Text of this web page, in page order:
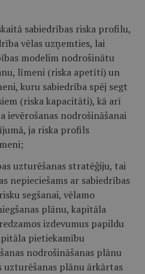
sabiedrības riska profilu,
vēlas uzņemties, lai
modelim nodrošinātu
līmeni (riska apetīti) un
kuru sabiedrība spēj segt
(riska kapacitāti), kā arī
ievērošanas nodrošināšanai
ja riska profils
uzturēšanas stratēģiju, tai
nepieciešams ar sabiedrības
segšanai, vēlamo
plānu, kapitāla
izdevumus papildu
pietiekamību
nodrošināšanas plānu
plānu ārkārtas